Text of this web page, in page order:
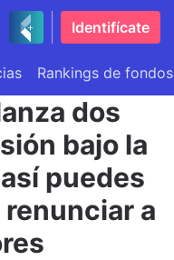
Identifícate
Rankings de fondos
dos
bajo la
puedes
a